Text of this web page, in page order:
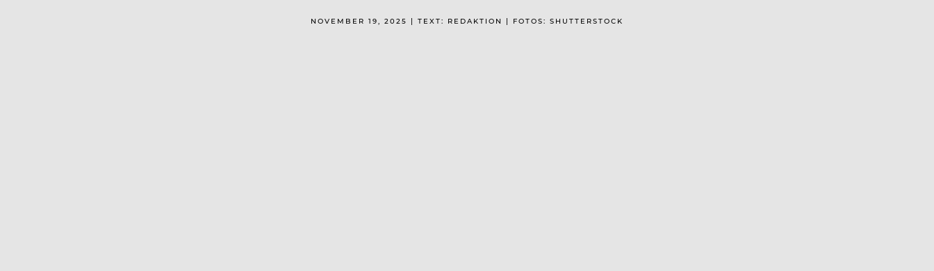
NOVEMBER 19, 2025 | TEXT: REDAKTION | FOTOS: SHUTTERSTOCK